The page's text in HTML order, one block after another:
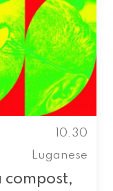
10.30
Luganese
compost,